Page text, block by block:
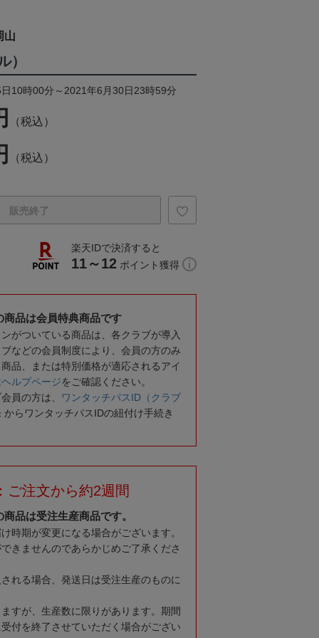
山
）
10時00分～2021年6月30日23時59分
（税込）
（税込）
販売終了
楽天IDで決済すると
11～12 ポイント獲得
商品は会員特典商品です
がついている商品は、各クラブが導入
などの会員制度により、会員の方のみ
品、または特別価格が適応されるアイ
ヘルプページをご確認ください。
員の方は、
ワンタッチパスID（クラブ
からワンタッチパスIDの紐付け手続き
ご注文から約2週間
商品は受注生産商品です。
時期が変更になる場合がございます。
きませんのであらかじめご了承くださ
れる場合、発送日は受注生産のものに
すが、生産数に限りがあります。期間
付を終了させていただく場合がござい